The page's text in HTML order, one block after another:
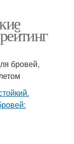
бровей,